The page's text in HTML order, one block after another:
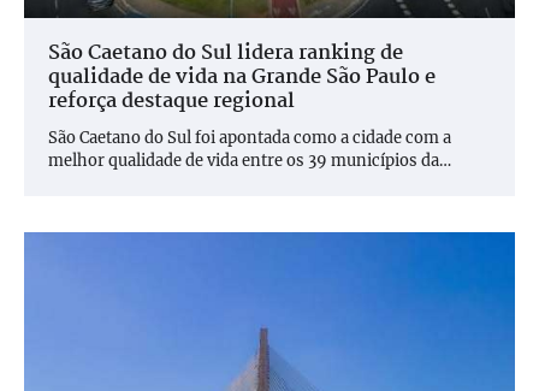
São Caetano do Sul lidera ranking de
qualidade de vida na Grande São Paulo e
reforça destaque regional
São Caetano do Sul foi apontada como a cidade com a
melhor qualidade de vida entre os 39 municípios da…